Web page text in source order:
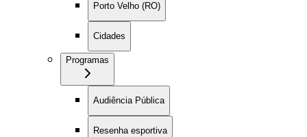
Porto Velho (RO)
Cidades
Programas
Audiência Pública
Resenha esportiva